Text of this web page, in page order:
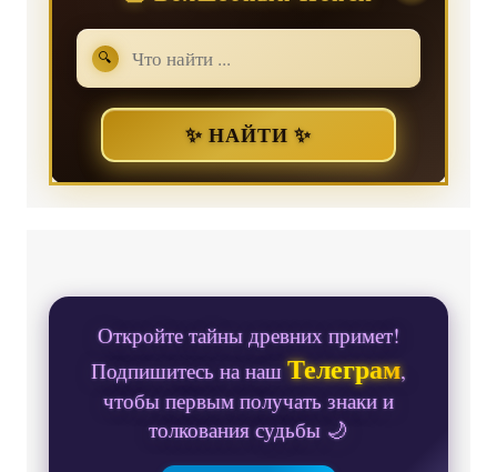
🔍
✨ НАЙТИ ✨
Откройте тайны древних примет!
Подпишитесь на нашТелеграм,
чтобы первым получать знаки и
толкования судьбы 🌙